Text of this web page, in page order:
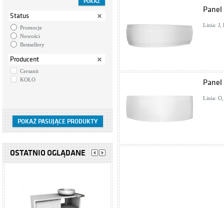
Status
Promocje
Nowości
Bestsellery
Producent
Cersanit
KOŁO
OSTATNIO OGLĄDANE
Panel
Linia: J,
Panel
Linia: